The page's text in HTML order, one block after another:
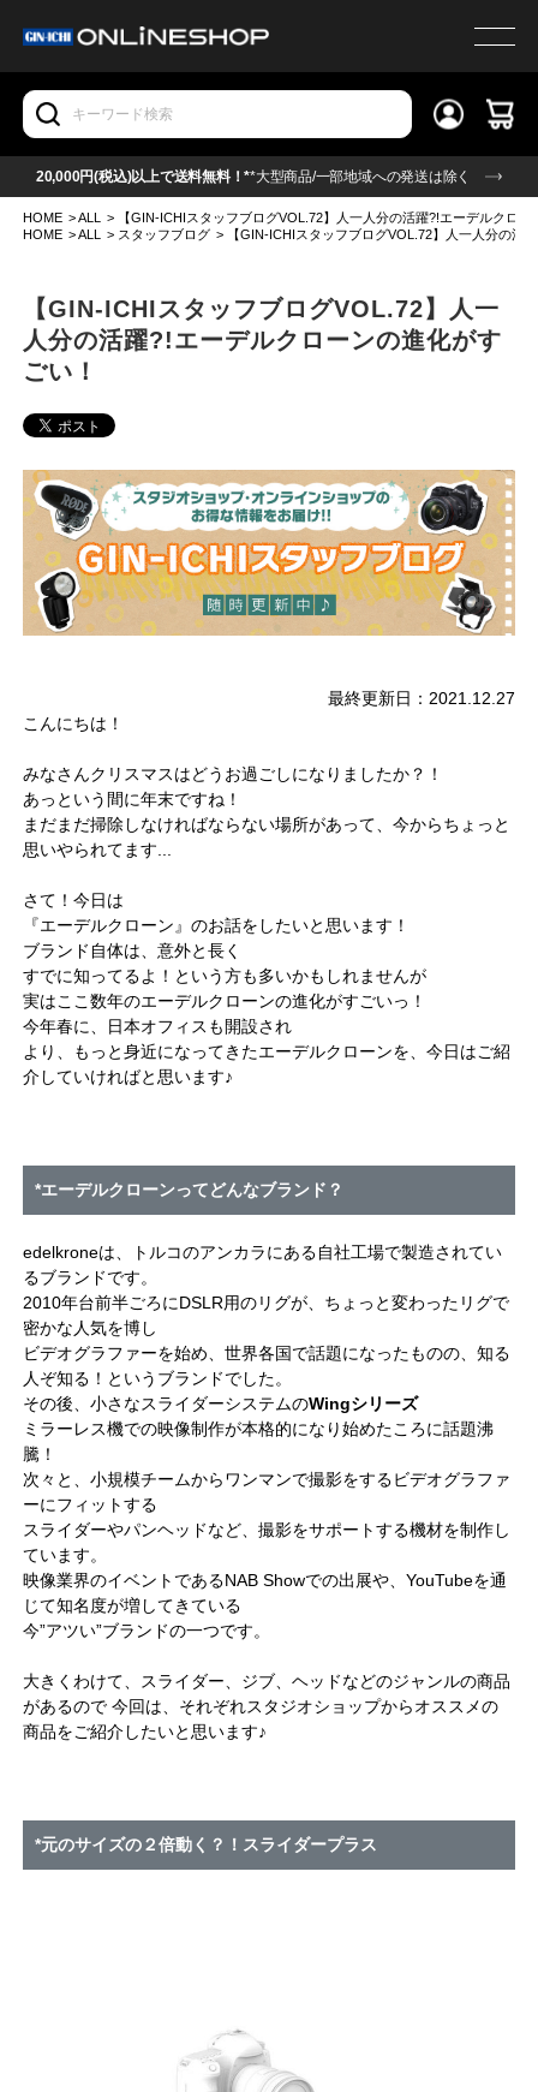
20,000円(税込)以上で送料無料！**大型商品/一部地域への発送は除く
HOME >ALL >
【GIN-ICHIスタッフブログVOL.72】人一人分の活躍?!エーデルクロ
HOME >ALL > スタッフブログ > 【GIN-ICHIスタッフブログVOL.72】人一人分の活
【GIN-ICHIスタッフブログVOL.72】人一
人分の活躍?!エーデルクローンの進化がす
ごい！
最終更新日：2021.12.27
こんにちは！
みなさんクリスマスはどうお過ごしになりましたか？！
あっという間に年末ですね！
まだまだ掃除しなければならない場所があって、今からちょっと
思いやられてます...
さて！今日は
『エーデルクローン』のお話をしたいと思います！
ブランド自体は、意外と長く
すでに知ってるよ！という方も多いかもしれませんが
実はここ数年のエーデルクローンの進化がすごいっ！
今年春に、日本オフィスも開設され
より、もっと身近になってきたエーデルクローンを、今日はご紹
介していければと思います♪
*エーデルクローンってどんなブランド？
edelkroneは、トルコのアンカラにある自社工場で製造されてい
るブランドです。
2010年台前半ごろにDSLR用のリグが、ちょっと変わったリグで
密かな人気を博し
ビデオグラファーを始め、世界各国で話題になったものの、知る
人ぞ知る！というブランドでした。
その後、小さなスライダーシステムのWingシリーズ
ミラーレス機での映像制作が本格的になり始めたころに話題沸
騰！
次々と、小規模チームからワンマンで撮影をするビデオグラファ
ーにフィットする
スライダーやパンヘッドなど、撮影をサポートする機材を制作し
ています。
映像業界のイベントであるNAB Showでの出展や、YouTubeを通
じて知名度が増してきている
今”アツい”ブランドの一つです。
大きくわけて、スライダー、ジブ、ヘッドなどのジャンルの商品
があるので 今回は、それぞれスタジオショップからオススメの
商品をご紹介したいと思います♪
*元のサイズの２倍動く？！スライダープラス